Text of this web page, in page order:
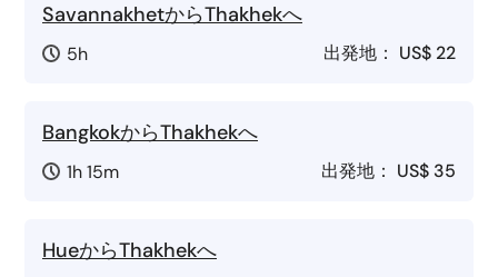
SavannakhetからThakhekへ
5h 出発地： US$ 22
BangkokからThakhekへ
1h 15m 出発地： US$ 35
HueからThakhekへ